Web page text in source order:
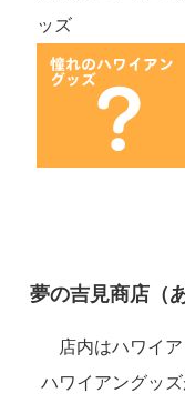
ッズ
夢の吉見商店（
店内はハワイ
ハワイアングッ